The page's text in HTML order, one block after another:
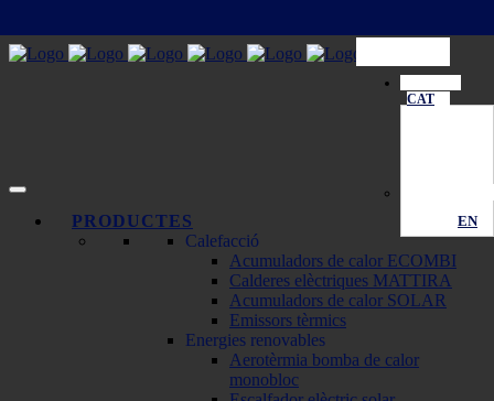
CAT
EN
PRODUCTES
Calefacció
Acumuladors de calor ECOMBI
Calderes elèctriques MATTIRA
Acumuladors de calor SOLAR
Emissors tèrmics
Energies renovables
Aerotèrmia bomba de calor
monobloc